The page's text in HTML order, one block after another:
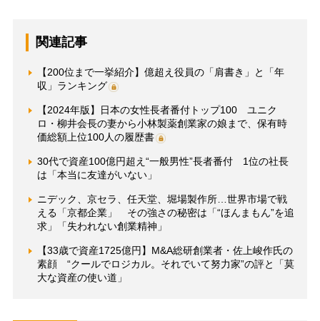
関連記事
【200位まで一挙紹介】億超え役員の「肩書き」と「年
収」ランキング
【2024年版】日本の女性長者番付トップ100 ユニク
ロ・柳井会長の妻から小林製薬創業家の娘まで、保有時
価総額上位100人の履歴書
30代で資産100億円超え“一般男性”長者番付 1位の社長
は「本当に友達がいない」
ニデック、京セラ、任天堂、堀場製作所…世界市場で戦
える「京都企業」 その強さの秘密は「“ほんまもん”を追
求」「失われない創業精神」
【33歳で資産1725億円】M&A総研創業者・佐上峻作氏の
素顔 “クールでロジカル。それでいて努力家”の評と「莫
大な資産の使い道」